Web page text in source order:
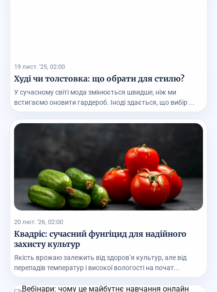
19 лист. '25, 02:00
Худі чи толстовка: що обрати для стилю?
У сучасному світі мода змінюється швидше, ніж ми
встигаємо оновити гардероб. Іноді здається, що вибір ...
20 лют. '26, 02:00
Квадріс: сучасний фунгіцид для надійного
захисту культур
Якість врожаю залежить від здоров’я культур, але від
перепадів температур і високої вологості на почат...